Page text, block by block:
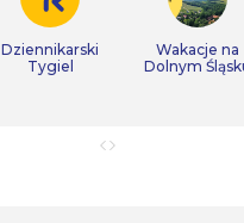
Dziennikarski
Tygiel
Wakacje na
Dolnym